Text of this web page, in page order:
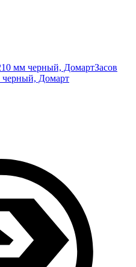
мм черный, ДомартЗасов
Домарт